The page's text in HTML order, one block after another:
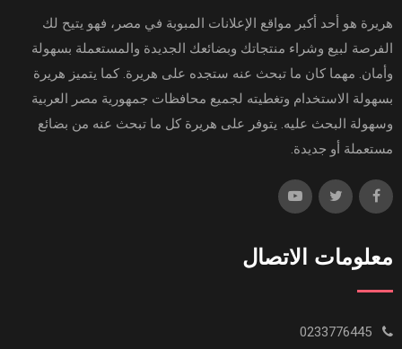
هريرة هو أحد أكبر مواقع الإعلانات المبوبة في مصر، فهو يتيح لك
الفرصة لبيع وشراء منتجاتك وبضائعك الجديدة والمستعملة بسهولة
وأمان. مهما كان ما تبحث عنه ستجده على هريرة. كما يتميز هريرة
بسهولة الاستخدام وتغطيته لجميع محافظات جمهورية مصر العربية
وسهولة البحث عليه. يتوفر على هريرة كل ما تبحث عنه من بضائع
مستعملة أو جديدة.
معلومات الاتصال